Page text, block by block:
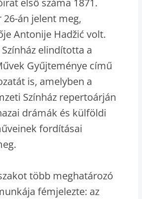
első száma 1871.
án jelent meg,
Antonije Hadžić volt.
elindította a
Gyűjteménye című
is, amelyben a
Színház repertoárján
drámák és külföldi
fordításai
több meghatározó
fémjelezte: az